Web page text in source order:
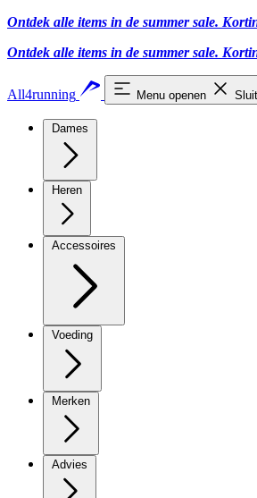
Ontdek alle items in de summer sale.
Ontdek alle items in de summer sale.
All4running Menu openen
Dames
Heren
Accessoires
Voeding
Merken
Advies